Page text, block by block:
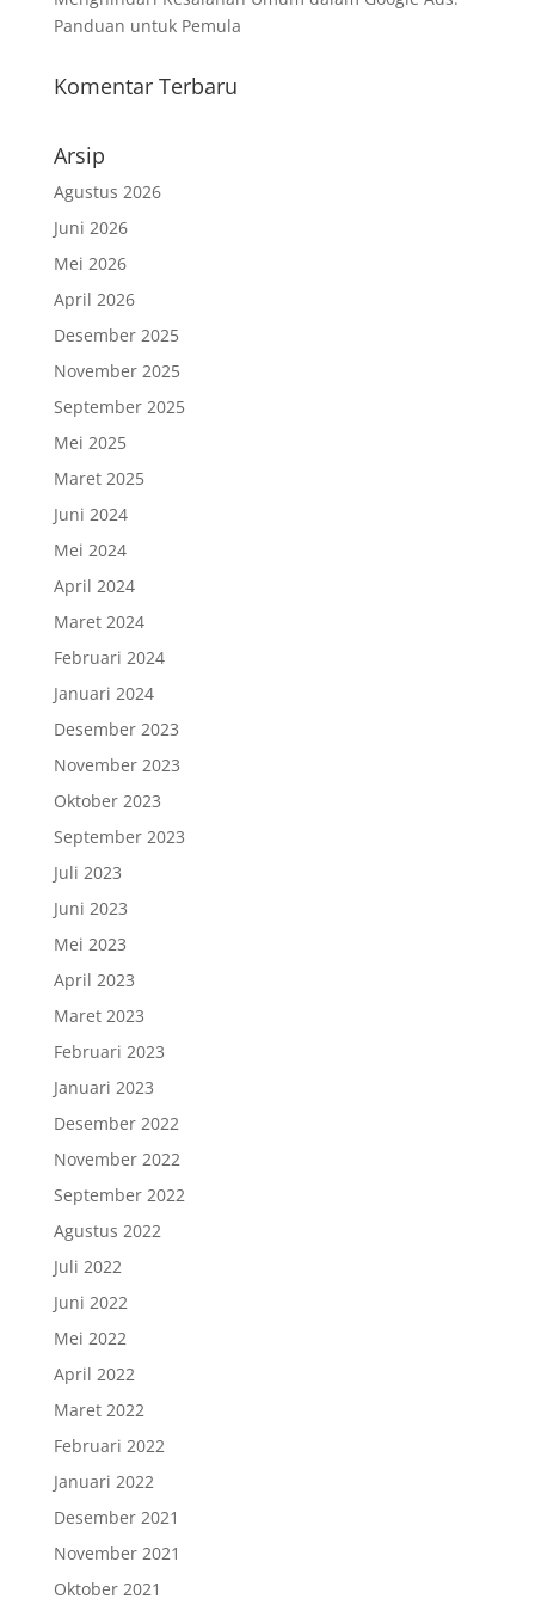
Panduan untuk Pemula
Komentar Terbaru
Arsip
Agustus 2026
Juni 2026
Mei 2026
April 2026
Desember 2025
November 2025
September 2025
Mei 2025
Maret 2025
Juni 2024
Mei 2024
April 2024
Maret 2024
Februari 2024
Januari 2024
Desember 2023
November 2023
Oktober 2023
September 2023
Juli 2023
Juni 2023
Mei 2023
April 2023
Maret 2023
Februari 2023
Januari 2023
Desember 2022
November 2022
September 2022
Agustus 2022
Juli 2022
Juni 2022
Mei 2022
April 2022
Maret 2022
Februari 2022
Januari 2022
Desember 2021
November 2021
Oktober 2021